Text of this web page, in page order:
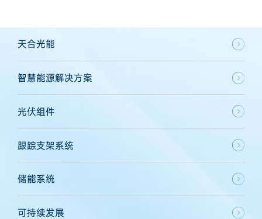
天合光能
智慧能源解决方案
光伏组件
跟踪支架系统
储能系统
可持续发展